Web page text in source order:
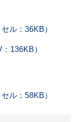
ル：36KB）
136KB）
ル：58KB）